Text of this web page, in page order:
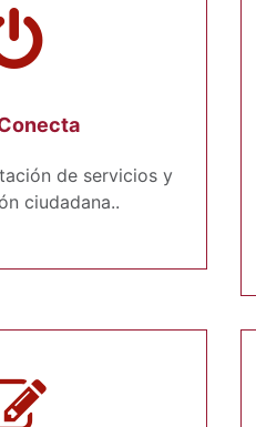
de servicios y
ciudadana..